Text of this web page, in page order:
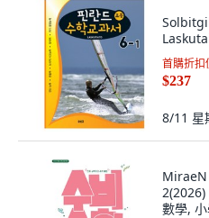
首購折扣
$237
8/11 星
MiraeN
數學,